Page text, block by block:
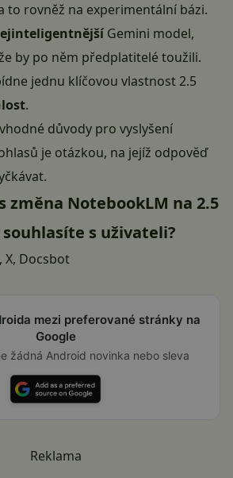
to rovněž na experimentální bázi.
Gemini model,
by po něm předplatitelé toužili.
jednu klíčovou vlastnost 2.5
.
důvody pro vyslyšení
je otázkou, na jejíž odpověď
změna NotebookLM na 2.5
souhlasíte s uživateli?
, X, Docsbot
mezi preferované stránky na
Google
žádná Android novinka nebo sleva
Reklama